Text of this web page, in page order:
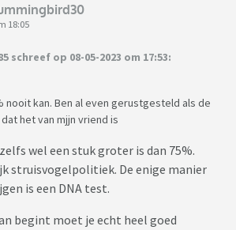
18:05
schreef op 08-05-2023 om 17:53:
nooit kan. Ben al even gerustgesteld als de
het van mjjn vriend is
wel een stuk groter is dan 75%.
struisvogelpolitiek. De enige manier
is een DNA test.
begint moet je echt heel goed